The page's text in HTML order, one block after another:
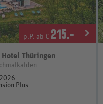
p.P. ab € 215.-
Thüringen
Plus